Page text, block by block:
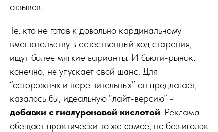
отзывов.
Те, кто не готов к довольно кардинальному
вмешательству в естественный ход старения,
ищут более мягкие варианты. И бьюти-рынок,
конечно, не упускает свой шанс. Для
“осторожных и нерешительных” он предлагает,
казалось бы, идеальную “лайт-версию” -
добавки с гиалуроновой кислотой. Реклама
обещает практически то же самое, но без иголок